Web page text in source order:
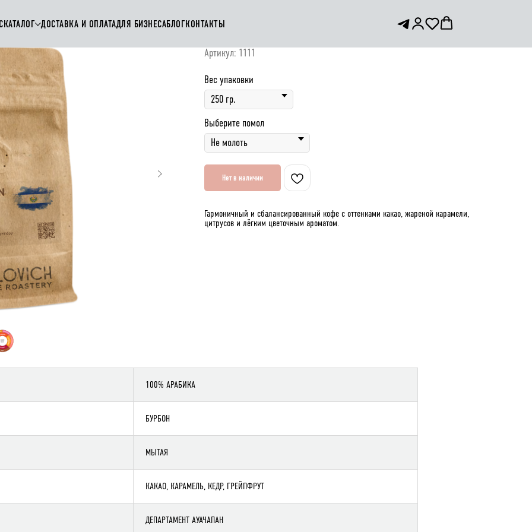
КАТАЛОГ ДОСТАВКА И ОПЛАТАДЛЯ БИЗНЕСАБЛОГКОНТАКТЫ
Артикул: 1111
Вес упаковки
Выберите помол
Нет в наличии
Гармоничный и сбалансированный кофе с оттенками какао, жареной карамели,
цитрусов и лёгким цветочным ароматом.
100% АРАБИКА
БУРБОН
МЫТАЯ
КАКАО, КАРАМЕЛЬ, КЕДР, ГРЕЙПФРУТ
ДЕПАРТАМЕНТ АУАЧАПАН